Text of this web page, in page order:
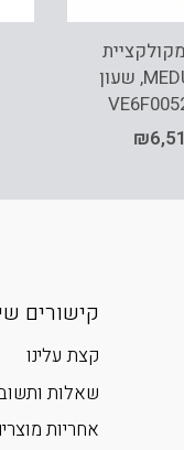
שעון Versace מקולקציית
MEDUSA ALCHEMY, שעון
₪
קישורים
קצת עלינו
שאלות
אחריות